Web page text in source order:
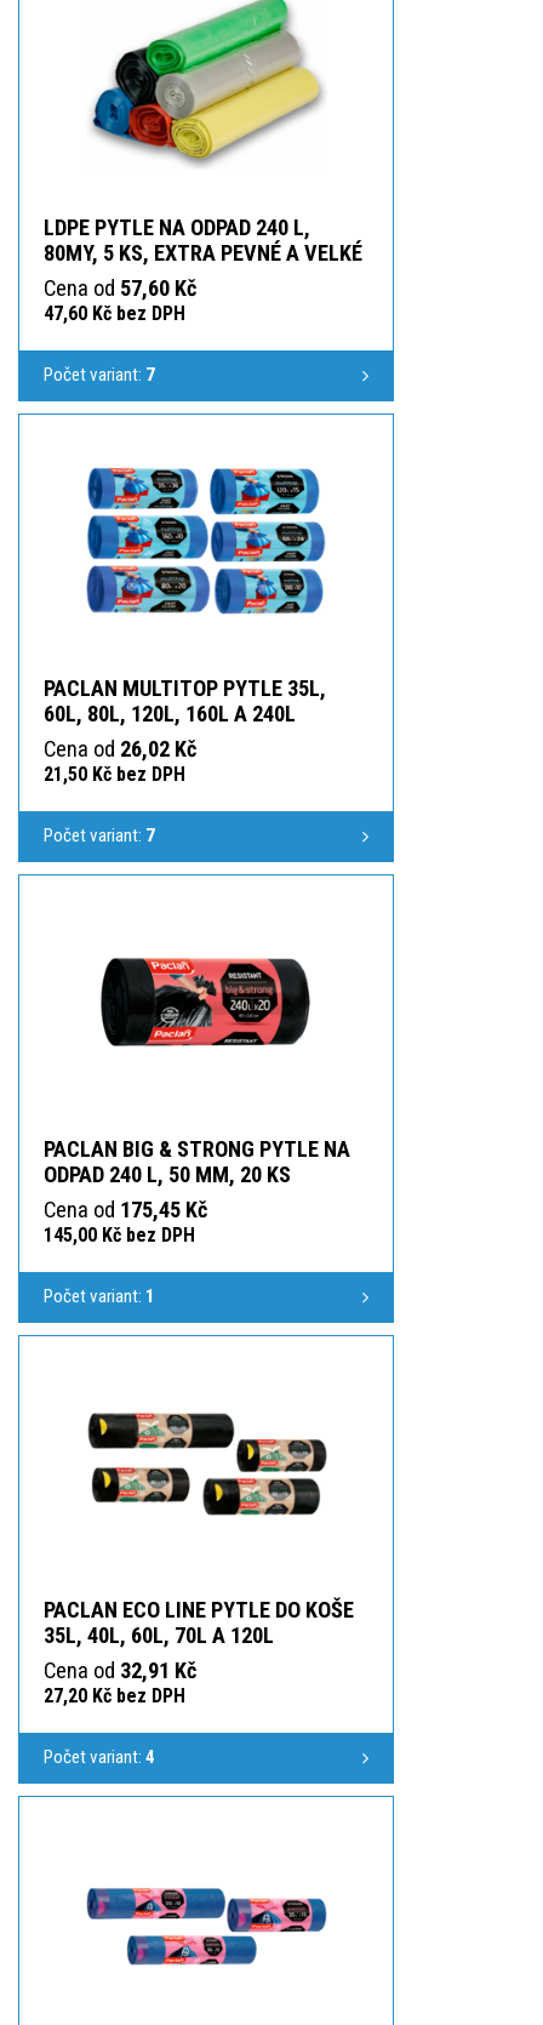
LDPE PYTLE NA ODPAD 240 L,
80MY, 5 KS, EXTRA PEVNÉ A VELKÉ
Cena od 57,60 Kč
47,60 Kč bez DPH
Počet variant: 7
PACLAN MULTITOP PYTLE 35L,
60L, 80L, 120L, 160L A 240L
Cena od 26,02 Kč
21,50 Kč bez DPH
Počet variant: 7
PACLAN BIG & STRONG PYTLE NA
ODPAD 240 L, 50 ΜM, 20 KS
Cena od 175,45 Kč
145,00 Kč bez DPH
Počet variant: 1
PACLAN ECO LINE PYTLE DO KOŠE
35L, 40L, 60L, 70L A 120L
Cena od 32,91 Kč
27,20 Kč bez DPH
Počet variant: 4